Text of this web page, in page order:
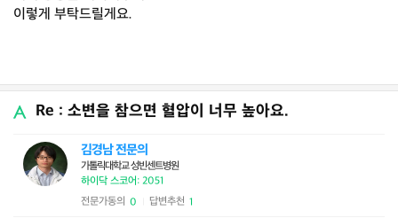
이렇게 부탁드릴게요.
Re : 소변을 참으면 혈압이 너무 높아요.
김경남 전문의
가톨릭대학교 성빈센트병원
하이닥 스코어: 2051
전문가동의 0 답변추천 1